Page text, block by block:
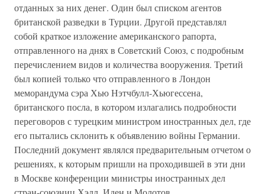
отданных за них денег. Один был списком агентов
британской разведки в Турции. Другой представлял
собой краткое изложение американского рапорта,
отправленного на днях в Советский Союз, с подробным
перечислением видов и количества вооружения. Третий
был копией только что отправленного в Лондон
меморандума сэра Хью Нэтчбулл-Хьюгессена,
британского посла, в котором излагались подробности
переговоров с турецким министром иностранных дел, где
его пытались склонить к объявлению войны Германии.
Последний документ являлся предварительным отчетом о
решениях, к которым пришли на проходившей в эти дни
в Москве конференции министры иностранных дел